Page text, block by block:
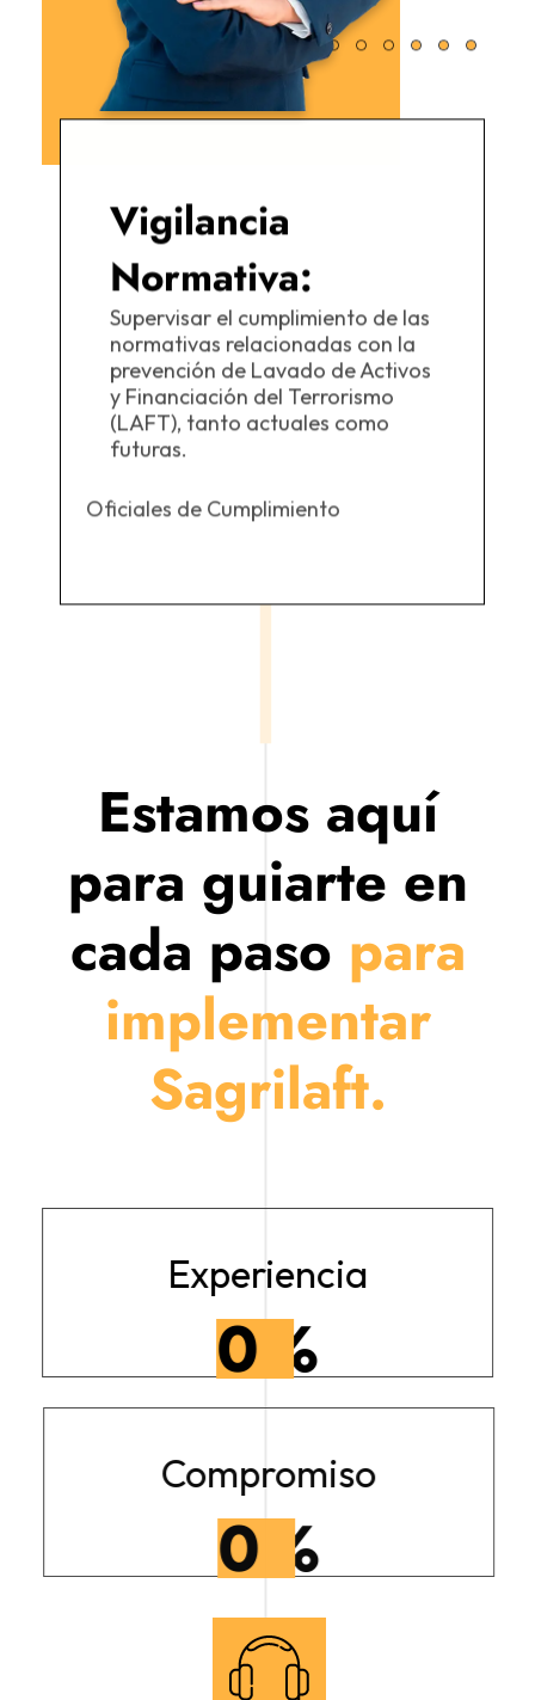
Vigilancia
Normativa:
Supervisar el cumplimiento de las
normativas relacionadas con la
prevención de Lavado de Activos
y Financiación del Terrorismo
(LAFT), tanto actuales como
futuras.
Oficiales de Cumplimiento
Estamos aquí
para guiarte en
cada paso para
implementar
Sagrilaft.
Experiencia
0%
Compromiso
0%